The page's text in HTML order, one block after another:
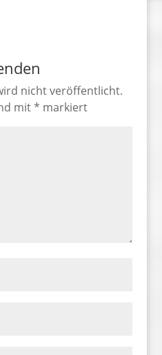
nicht veröffentlicht.
mit* markiert